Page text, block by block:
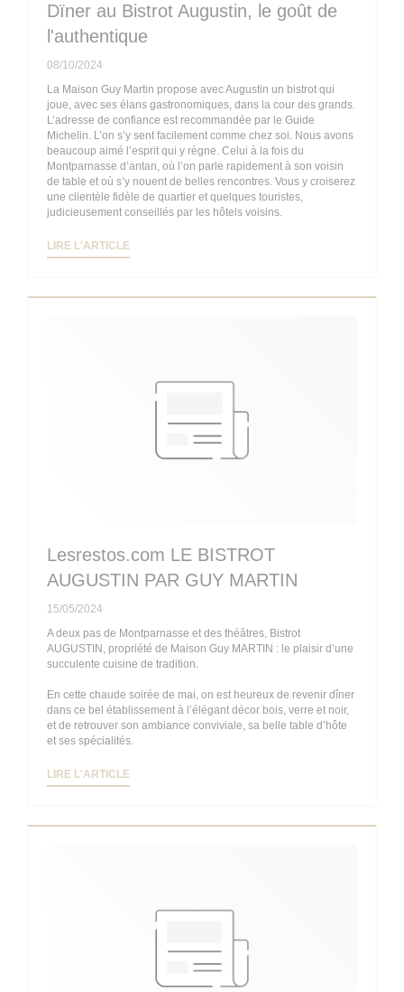
Dïner au Bistrot Augustin, le goût de
l'authentique
08/10/2024
La Maison Guy Martin propose avec Augustin un bistrot qui
joue, avec ses élans gastronomiques, dans la cour des grands.
L’adresse de confiance est recommandée par le Guide
Michelin. L’on s’y sent facilement comme chez soi. Nous avons
beaucoup aimé l’esprit qui y règne. Celui à la fois du
Montparnasse d’antan, où l’on parle rapidement à son voisin
de table et où s’y nouent de belles rencontres. Vous y croiserez
une clientèle fidèle de quartier et quelques touristes,
judicieusement conseillés par les hôtels voisins.
LIRE L'ARTICLE
Lesrestos.com LE BISTROT
AUGUSTIN PAR GUY MARTIN
15/05/2024
A deux pas de Montparnasse et des théâtres, Bistrot
AUGUSTIN, propriété de Maison Guy MARTIN : le plaisir d’une
succulente cuisine de tradition.
En cette chaude soirée de mai, on est heureux de revenir dîner
dans ce bel établissement à l’élégant décor bois, verre et noir,
et de retrouver son ambiance conviviale, sa belle table d’hôte
et ses spécialités.
LIRE L'ARTICLE